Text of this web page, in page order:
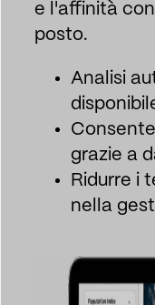
e l'affinità
posto.
Analisi
grazie a
Ridurre i
nella